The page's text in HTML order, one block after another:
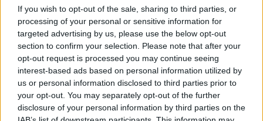
If you wish to opt-out of the sale, sharing to third parties, or
processing of your personal or sensitive information for
targeted advertising by us, please use the below opt-out
section to confirm your selection. Please note that after your
opt-out request is processed you may continue seeing
interest-based ads based on personal information utilized by
us or personal information disclosed to third parties prior to
your opt-out. You may separately opt-out of the further
disclosure of your personal information by third parties on the
να περάσει ο δήμος στην αντιπολίτευση. Αυτό θα
δείξει το σε ποιο βαθμό, η διαφωνία τους με τις
επιλογές Μπακογιάννη στην Αθήνα τα τελευταία
χρόνια, τους έχει επηρεάσει συνολικά –
αντικυβερνητικά ή απλώς θέλησαν να δώσουν ένα
μήνυμα, αλλά τώρα θα συσπειρωθούν.